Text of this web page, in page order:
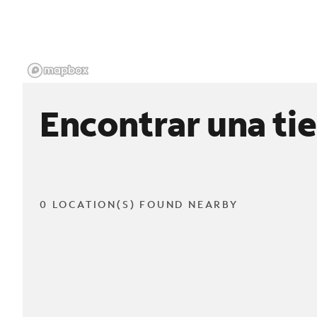
Encontrar una
0 LOCATION(S) FOUND NEARBY